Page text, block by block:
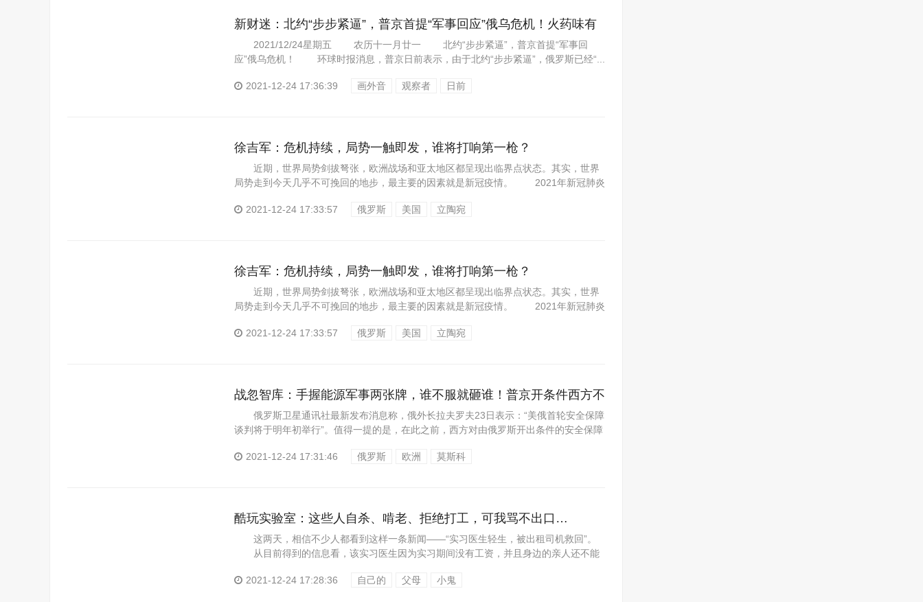
新财迷：北约“步步紧逼”，普京首提“军事回应”俄乌危机！火药味有
点浓了...
2021/12/24星期五 农历十一月廿一 北约“步步紧逼”，普京首提“军事回
应”俄乌危机！ 环球时报消息，普京日前表示，由于北约“步步紧逼”，俄罗斯已经“...
2021-12-24 17:36:39 画外音 观察者 日前
徐吉军：危机持续，局势一触即发，谁将打响第一枪？
近期，世界局势剑拔弩张，欧洲战场和亚太地区都呈现出临界点状态。其实，世界
局势走到今天几乎不可挽回的地步，最主要的因素就是新冠疫情。 2021年新冠肺炎
2021-12-24 17:33:57
俄罗斯 美国 立陶宛
徐吉军：危机持续，局势一触即发，谁将打响第一枪？
近期，世界局势剑拔弩张，欧洲战场和亚太地区都呈现出临界点状态。其实，世界
局势走到今天几乎不可挽回的地步，最主要的因素就是新冠疫情。 2021年新冠肺炎
2021-12-24 17:33:57
俄罗斯 美国 立陶宛
战忽智库：手握能源军事两张牌，谁不服就砸谁！普京开条件西方不
接受都不行
俄罗斯卫星通讯社最新发布消息称，俄外长拉夫罗夫23日表示：“美俄首轮安全保障
谈判将于明年初举行”。值得一提的是，在此之前，西方对由俄罗斯开出条件的安全保障
2021-12-24 17:31:46
俄罗斯 欧洲 莫斯科
酷玩实验室：这些人自杀、啃老、拒绝打工，可我骂不出口…
这两天，相信不少人都看到这样一条新闻——“实习医生轻生，被出租司机救回”。
从目前得到的信息看，该实习医生因为实习期间没有工资，并且身边的亲人还不能
2021-12-24 17:28:36
自己的 父母 小鬼